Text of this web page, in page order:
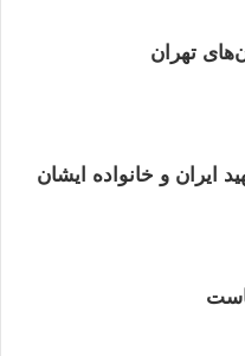
تهران
ایران و خانواده ایشان